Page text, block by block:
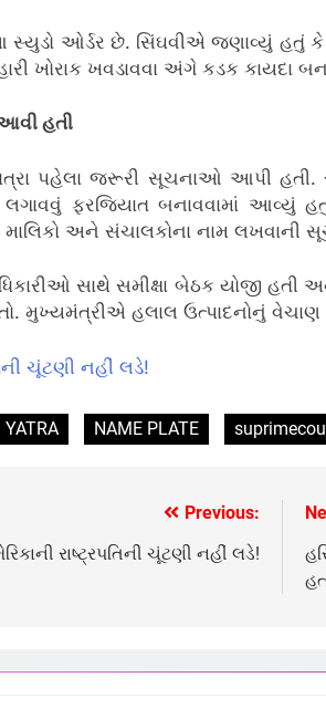
ઓર્ડર છે. સિંઘવીએ જણાવ્યું હતું કે
ખોરાક ખવડાવવા અંગે કડક કાયદા
હતી
પહેલા જરૂરી સૂચનાઓ આપી હતી.
લગાવવું ફરજિયાત બનાવવામાં
માલિકો અને સંચાલકોના નામ લખવાની
સાથે સમીક્ષા બેઠક યોજી હતી
મુખ્યમંત્રીએ હલાલ ઉત્પાદનોનું
ચૂંટણી નહીં લડે!
YATRA NAME PLATE
Previous:
રાષ્ટ્રપતિની ચૂંટણી નહીં લડે!